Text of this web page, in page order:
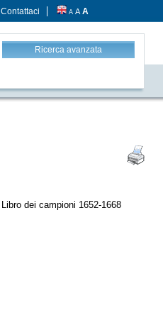
Contattaci A A A
Ricerca avanzata